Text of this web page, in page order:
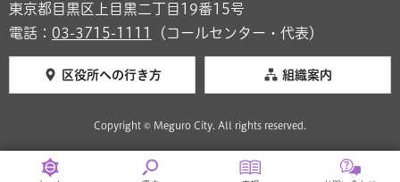
東京都目黒区上目黒二丁目19番15号
電話： 03-3715-1111 （コールセンター・代表）
区役所への行き方 組織案内
Copyright © Meguro City. All rights reserved.